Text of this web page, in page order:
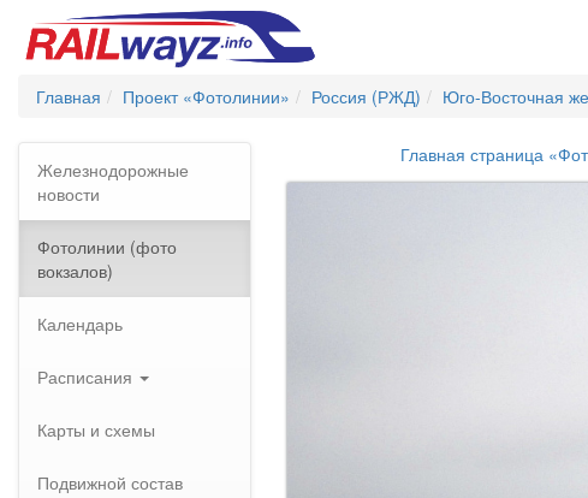
Главная Проект «Фотолинии» Россия (РЖД) Юго-Восточная
Железнодорожные
новости
Фотолинии (фото
вокзалов)
Календарь
Расписания
Карты и схемы
Подвижной состав
Главная страница